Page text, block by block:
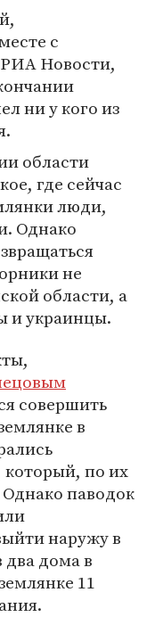
с
Новости,
ни у кого из
области
где сейчас
люди,
Однако
не
области, а
и украинцы.
совершить
в
который, по их
паводок
наружу в
два дома в
11